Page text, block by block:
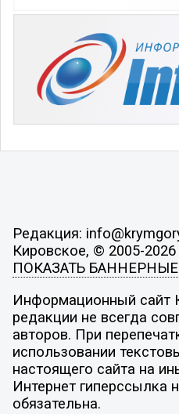
Редакция:
Кировское, © 2005-2026
ПОКАЗАТЬ
Информационный сайт
редакции не всегда
авторов. При
использовании
настоящего сайта на
Интернет гиперссылка
обязательна.